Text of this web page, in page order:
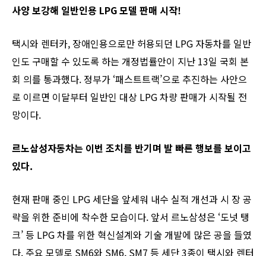
사양 보강해 일반인용 LPG 모델 판매 시작!
택시와 렌터카, 장애인용으로만 허용되던 LPG 자동차를 일반
인도 구매할 수 있도록 하는 개정법률안이 지난 13일 국회 본
회 의를 통과했다. 정부가 ‘패스트트랙’으로 추진하는 사안으
로 이르면 이달부터 일반인 대상 LPG 차량 판매가 시작될 전
망이다.
르노삼성자동차는 이번 조치를 반기며 발 빠른 행보를 보이고
있다.
현재 판매 중인 LPG 세단을 앞세워 내수 실적 개선과 시 장 공
략을 위한 준비에 착수한 모습이다. 앞서 르노삼성은 ‘도넛 탱
크’ 등 LPG 차를 위한 혁신설계와 기술 개발에 많은 공을 들였
다. 주요 모델로 SM6와 SM6, SM7 등 세단 3종이 택시와 렌터